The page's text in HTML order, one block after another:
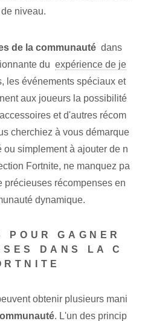
niveau⁤.
de la communauté ‍ dans‌
du
expérience de je
les événements spéciaux et
aux joueurs la possibilité
et d'autres récom
cherchiez à vous démarque
simplement à ajouter de n
Fortnite, ne manquez pa
précieuses récompenses en
dynamique.
POUR GAGNER
DANS LA C
obtenir plusieurs mani
. L'un des princip